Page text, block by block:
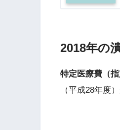
2018年の
特定医療費（
（平成28年度